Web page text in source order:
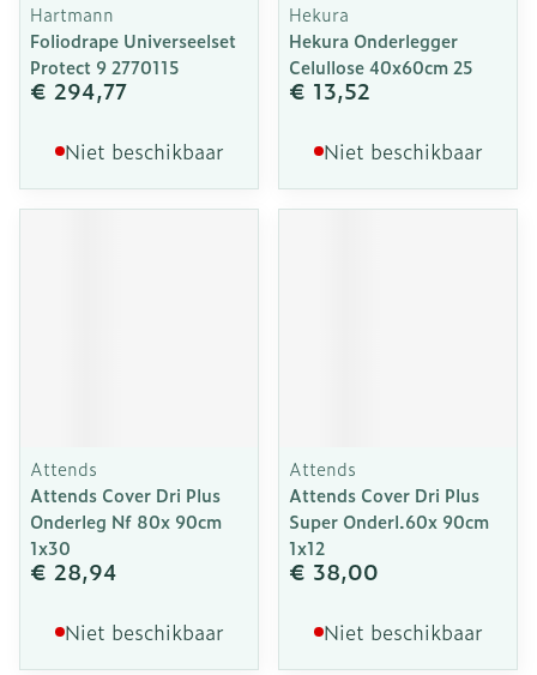
Hartmann
Foliodrape Universeelset
Protect 9 2770115
€ 294,77
Niet beschikbaar
Hekura
Hekura Onderlegger
Celullose 40x60cm 25
€ 13,52
Niet beschikbaar
Attends
Attends Cover Dri Plus
Onderleg Nf 80x 90cm
1x30
€ 28,94
Niet beschikbaar
Attends
Attends Cover Dri Plus
Super Onderl.60x 90cm
1x12
€ 38,00
Niet beschikbaar